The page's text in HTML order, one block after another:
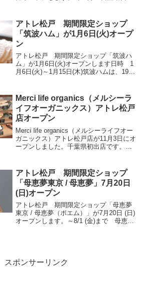
いただけます。 ✓トランス脂肪酸の原因
にな...
アトレ松戸 期間限定ショップ
「筑波ハム」が1月6日(火)オープ
ン
アトレ松戸 期間限定ショップ「筑波ハ
ム」が1月6日(火)オープンします日時 1
月6日(火)～1月15日(木)筑波ハムは、1983
です。もともと養豚業を営んでいた創業
者...
Merci life organics（メルシーラ
イフオーガニックス）アトレ松戸
店オープン
Merci life organics（メルシーライフオー
ガニックス）アトレ松戸店が11月3日にオ
ープンしました。千葉県初出店です。オ
シーライフ...
アトレ松戸 期間限定ショップ
「母恵夢東京 / 母恵夢」7月20日
(日)オープン
アトレ松戸 期間限定ショップ「母恵夢
東京 / 母恵夢（ポエム）」が7月20日 (日)
オープンします。～8/1 (金)まで 母恵夢
スポンサーリンク